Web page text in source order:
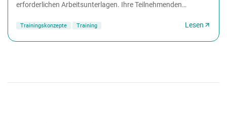
erforderlichen Arbeitsunterlagen. Ihre Teilnehmenden
Trainingskonzepte Training Lesen